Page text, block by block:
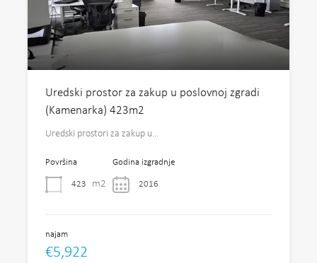
Uredski prostor za zakup u poslovnoj zgradi
(Kamenarka) 423m2
Uredski prostori za zakup u…
Površina
423 m2
Godina izgradnje
2016
najam
€5,922